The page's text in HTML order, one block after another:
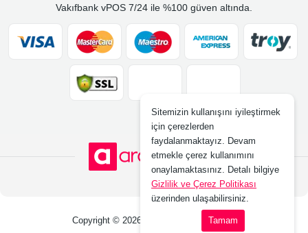
Vakıfbank vPOS 7/24 ile %100 güven altında.
Sitemizin kullanışını iyileştirmek
için çerezlerden
faydalanmaktayız. Devam
etmekle çerez kullanımını
onaylamaktasınız. Detalı bilgiye
Gizlilik ve Çerez Politikası
üzerinden ulaşabilirsiniz.
Tamam
Copyright © 2026 www.arabakirala.com.tr